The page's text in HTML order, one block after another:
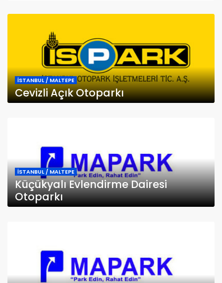
İSTANBUL / MALTEPE
Cevizli Açık Otoparkı
İSTANBUL / MALTEPE
Küçükyalı Evlendirme Dairesi
Otoparkı